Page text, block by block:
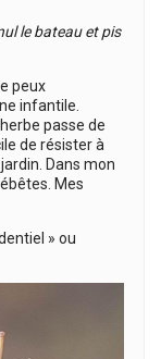
le bateau et pis
peux
infantile.
passe de
de résister à
Dans mon
Mes
» ou